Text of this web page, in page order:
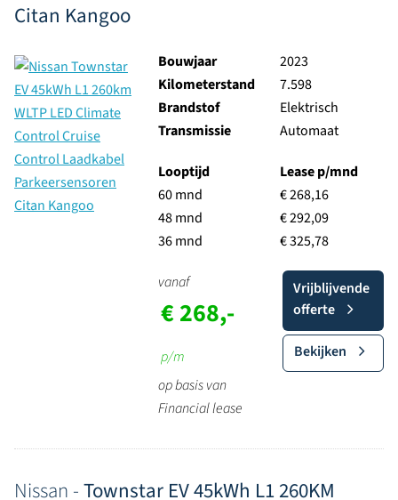
Citan Kangoo
Bouwjaar
2023
Kilometerstand
7.598
Brandstof
Elektrisch
Transmissie
Automaat
Looptijd
60 mnd
48 mnd
36 mnd
Lease p/mnd
€ 268,16
€ 292,09
€ 325,78
vanaf
€ 268,-
p/m
op basis van
Financial lease
Vrijblijvende
offerte
Bekijken
Nissan -Townstar EV 45kWh L1 260KM